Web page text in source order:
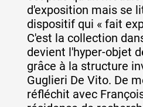
d'exposition mais se
dispositif qui « fait
C'est la collection
devient l'hyper-objet
grâce à la structure
Guglieri De Vito. De
réfléchit avec